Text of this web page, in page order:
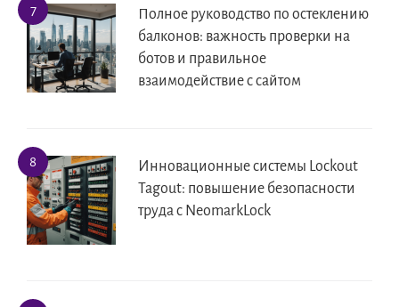
Полное руководство по остеклению
балконов: важность проверки на
ботов и правильное
взаимодействие с сайтом
Инновационные системы Lockout
Tagout: повышение безопасности
труда с NeomarkLock